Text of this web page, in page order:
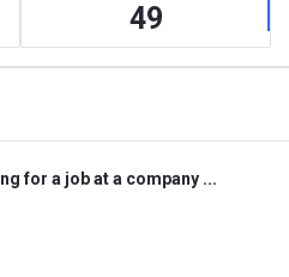
49
for a job at a company ...